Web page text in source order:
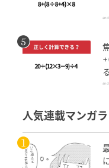
人気連載マンガ